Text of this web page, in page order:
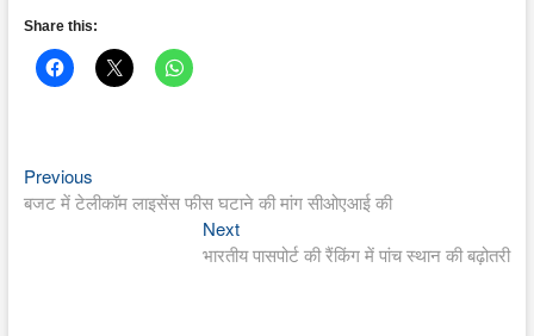
Share this:
Post
navigation
PreviousPrevious
post:
बजट में टेलीकॉम लाइसेंस फीस घटाने की मांग सीओएआई की
NextNext
post:
भारतीय पासपोर्ट की रैंकिंग में पांच स्थान की बढ़ोतरी